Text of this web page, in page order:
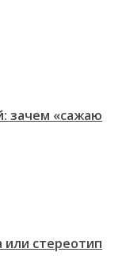
зачем «сажаю
или стереотип